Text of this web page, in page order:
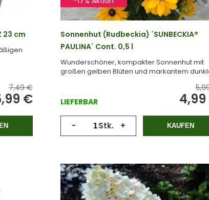
23 cm
7,49 €
€
Sonnenhut (Rudbeckia) ´SUNBECKIA®
PAULINA´ Cont. 0,5 l
Wunderschöner, kompakter Sonnenhut mit
großen gelben Blüten und markantem
LIEFERBAR
- Stk. + KAUFEN